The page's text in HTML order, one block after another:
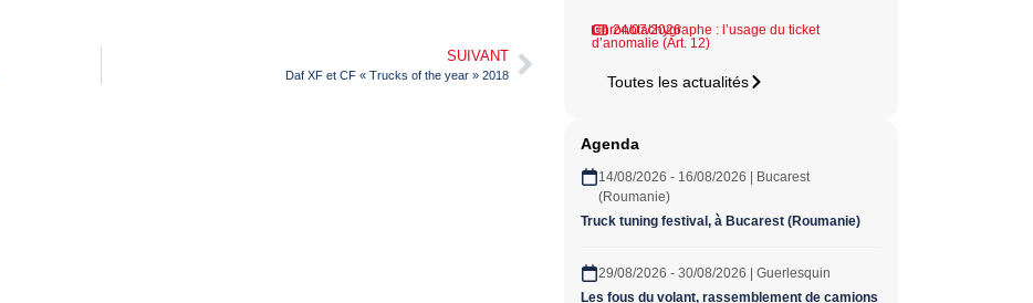
SUIVANT
Daf XF et CF « Trucks of the year » 2018
24/07/2026
Chronotachygraphe : l’usage du ticket
d’anomalie (Art. 12)
Toutes les actualités
Agenda
14/08/2026 - 16/08/2026 | Bucarest
(Roumanie)
Truck tuning festival, à Bucarest (Roumanie)
29/08/2026 - 30/08/2026 | Guerlesquin
Les fous du volant, rassemblement de camions